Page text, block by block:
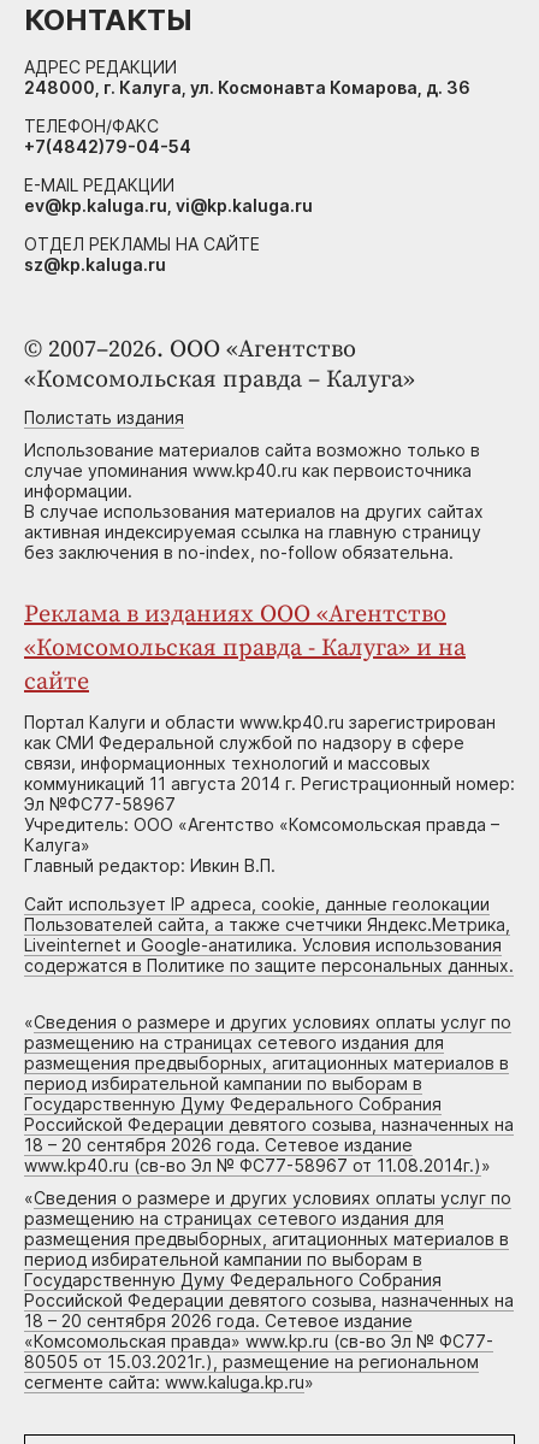
© 2007–2026. ООО «Агентство
«Комсомольская правда – Калуга»
Полистать издания
Использование материалов сайта возможно только в
случае упоминания www.kp40.ru как первоисточника
информации.
В случае использования материалов на других сайтах
активная индексируемая ссылка на главную страницу
без заключения в no-index, no-follow обязательна.
Реклама в изданиях ООО «Агентство
«Комсомольская правда - Калуга» и на
сайте
Портал Калуги и области www.kp40.ru зарегистрирован
как СМИ Федеральной службой по надзору в сфере
связи, информационных технологий и массовых
коммуникаций 11 августа 2014 г. Регистрационный номер:
Эл №ФС77-58967
Учредитель: ООО «Агентство «Комсомольская правда –
Калуга»
Главный редактор: Ивкин В.П.
Сайт использует IP адреса, cookie, данные геолокации
Пользователей сайта, а также счетчики Яндекс.Метрика,
Liveinternet и Google-анатилика. Условия использования
содержатся в Политике по защите персональных данных.
«Сведения о размере и других условиях оплаты услуг по
размещению на страницах сетевого издания для
размещения предвыборных, агитационных материалов в
период избирательной кампании по выборам в
Государственную Думу Федерального Собрания
Российской Федерации девятого созыва, назначенных на
18 – 20 сентября 2026 года. Сетевое издание
www.kp40.ru (св-во Эл № ФС77-58967 от 11.08.2014г.)»
«Сведения о размере и других условиях оплаты услуг по
размещению на страницах сетевого издания для
размещения предвыборных, агитационных материалов в
период избирательной кампании по выборам в
Государственную Думу Федерального Собрания
Российской Федерации девятого созыва, назначенных на
18 – 20 сентября 2026 года. Сетевое издание
«Комсомольская правда» www.kp.ru (св-во Эл № ФС77-
80505 от 15.03.2021г.), размещение на региональном
сегменте сайта: www.kaluga.kp.ru»
КОНТАКТЫ
АДРЕС РЕДАКЦИИ
248000, г. Калуга, ул. Космонавта Комарова, д. 36
ТЕЛЕФОН/ФАКС
+7(4842)79-04-54
E-MAIL РЕДАКЦИИ
ev@kp.kaluga.ru, vi@kp.kaluga.ru
ОТДЕЛ РЕКЛАМЫ НА САЙТЕ
sz@kp.kaluga.ru